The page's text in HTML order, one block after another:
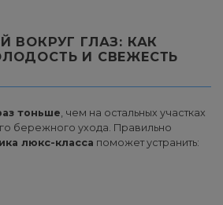
ВОКРУГ ГЛАЗ: КАК
И СВЕЖЕСТЬ
тоньше , чем на остальных участках
бережного ухода. Правильно
люкс-класса поможет устранить: